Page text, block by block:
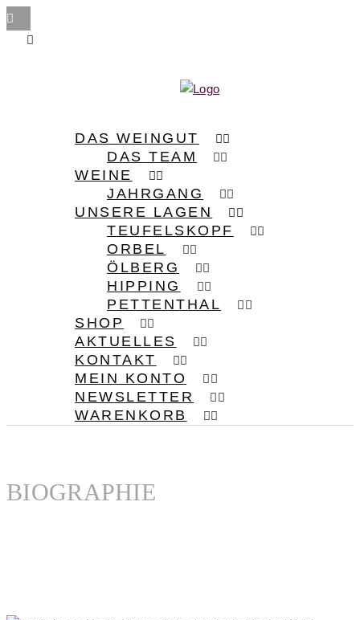
DAS WEINGUT
DAS TEAM
WEINE
JAHRGANG
UNSERE LAGEN
TEUFELSKOPF
ORBEL
ÖLBERG
HIPPING
PETTENTHAL
SHOP
AKTUELLES
KONTAKT
MEIN KONTO
NEWSLETTER
WARENKORB
BIOGRAPHIE